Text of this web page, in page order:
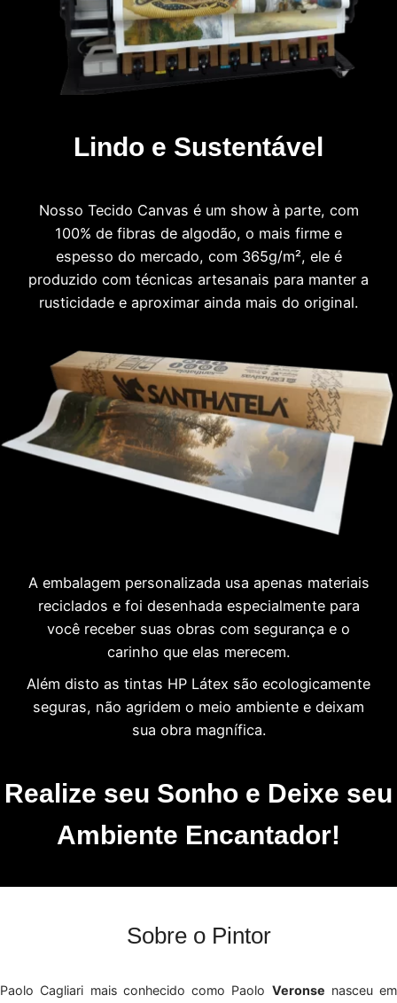
Lindo e Sustentável
Nosso Tecido Canvas é um show à parte, com
100% de fibras de algodão, o mais firme e
espesso do mercado, com 365g/m², ele é
produzido com técnicas artesanais para manter a
rusticidade e aproximar ainda mais do original.
A embalagem personalizada usa apenas materiais
reciclados e foi desenhada especialmente para
você receber suas obras com segurança e o
carinho que elas merecem.
Além disto as tintas HP Látex são ecologicamente
seguras, não agridem o meio ambiente e deixam
sua obra magnífica.
Realize seu Sonho e Deixe seu
Ambiente Encantador!
Sobre o Pintor
Paolo Cagliari mais conhecido como Paolo Veronse nasceu em